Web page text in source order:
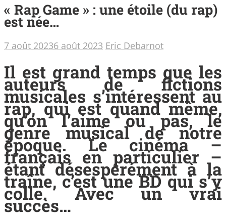
« Rap Game » : une étoile (du rap)
est née…
7 août 20236 août 2023 Eric Debarnot
Il est grand temps que les
auteurs de fictions
musicales s’intéressent au
rap, qui est quand même,
qu’on l’aime ou pas, le
genre musical de notre
époque. Le cinéma –
français en particulier –
étant désespérément à la
traîne, c’est une BD qui s’y
colle. Avec un vrai
succès…